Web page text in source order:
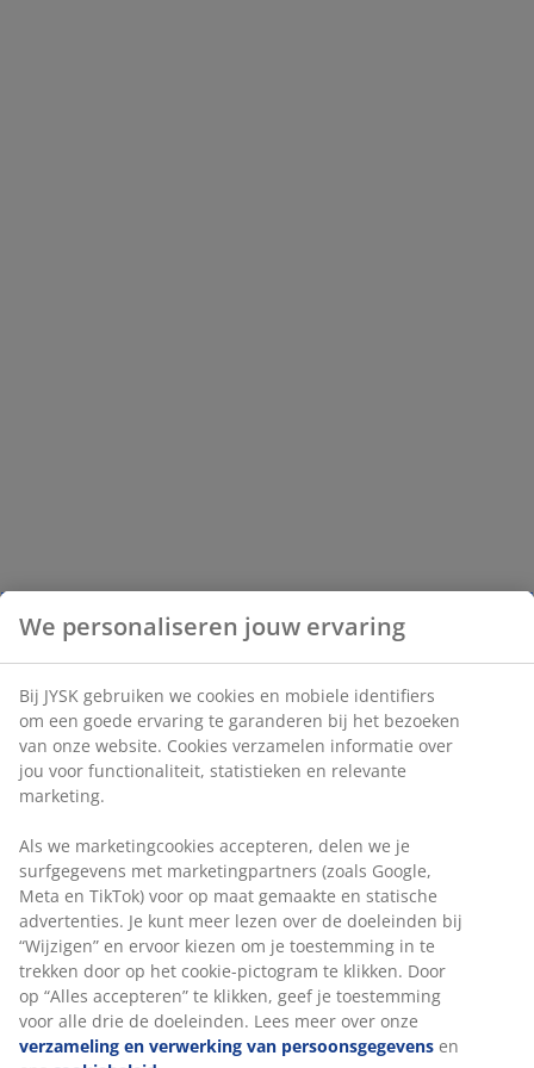
We personaliseren jouw ervaring
Bij JYSK gebruiken we cookies en mobiele identifiers
om een goede ervaring te garanderen bij het bezoeken
van onze website. Cookies verzamelen informatie over
jou voor functionaliteit, statistieken en relevante
marketing.
Als we marketingcookies accepteren, delen we je
surfgegevens met marketingpartners (zoals Google,
Meta en TikTok) voor op maat gemaakte en statische
advertenties. Je kunt meer lezen over de doeleinden bij
“Wijzigen” en ervoor kiezen om je toestemming in te
trekken door op het cookie-pictogram te klikken. Door
op “Alles accepteren” te klikken, geef je toestemming
voor alle drie de doeleinden. Lees meer over onze
verzameling en verwerking van persoonsgegevens en